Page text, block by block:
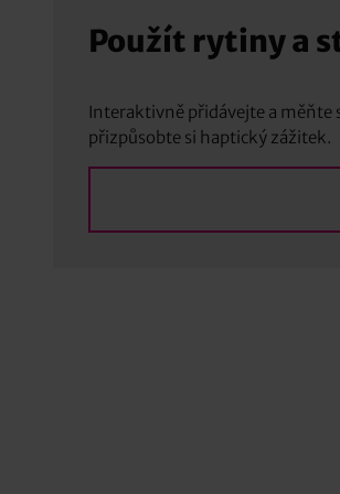
Použít rytiny a
Interaktivně přidávejte a měňte
přizpůsobte si haptický zážitek.